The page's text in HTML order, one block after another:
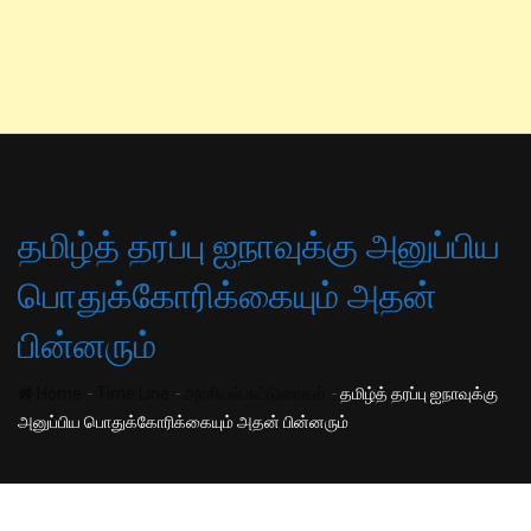
தமிழ்த் தரப்பு ஐநாவுக்கு அனுப்பிய
பொதுக்கோரிக்கையும் அதன்
பின்னரும்
- - -தமிழ்த் தரப்பு ஐநாவுக்கு
அனுப்பிய பொதுக்கோரிக்கையும் அதன் பின்னரும்